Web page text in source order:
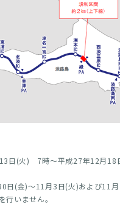
日(火) 7時～平成27年12月
日(金)～11月3日(火)および11
行いません。